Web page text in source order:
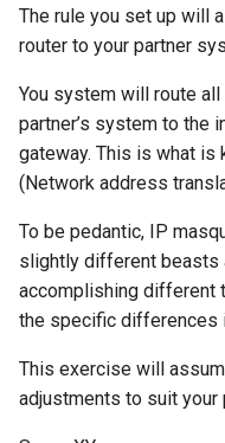
The rule you set up will
router to your partner
You system will route
partner’s system to the
gateway. This is what is
(Network address
To be pedantic, IP
slightly different beasts
accomplishing different
the specific differences
This exercise will
adjustments to suit your